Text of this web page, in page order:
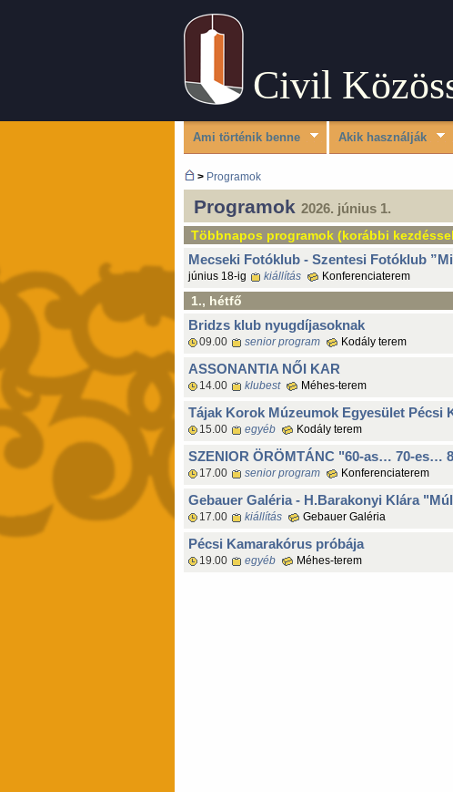
Civil
Ami történik benne Akik használják
> Programok
Programok 2026. június 1.
Többnapos programok (korábbi
Mecseki Fotóklub - Szentesi Fotóklub
június 18-ig kiállítás Konferenciaterem
1., hétfő
Bridzs klub nyugdíjasoknak
09.00 senior program Kodály terem
ASSONANTIA NŐI KAR
14.00 klubest Méhes-terem
Tájak Korok Múzeumok Egyesület Pécsi
15.00 egyéb Kodály terem
SZENIOR ÖRÖMTÁNC "60-as… 70-es…
17.00 senior program Konferenciaterem
Gebauer Galéria - H.Barakonyi Klára
17.00 kiállítás Gebauer Galéria
Pécsi Kamarakórus próbája
19.00 egyéb Méhes-terem